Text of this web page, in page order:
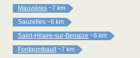
Mauvières ~7 km
Sauzelles ~6 km
Saint-Hilaire-sur-Benaize ~8 km
Fontgombault ~7 km